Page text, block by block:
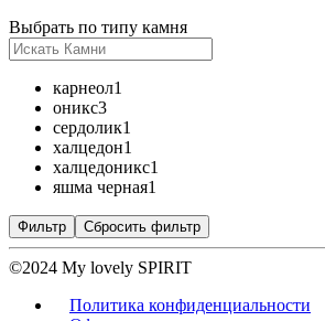
Выбрать по типу камня
карнеол1
оникс3
сердолик1
халцедон1
халцедоникс1
яшма черная1
Фильтр Сбросить фильтр
©2024 My lovely SPIRIT
Политика конфиденциальности